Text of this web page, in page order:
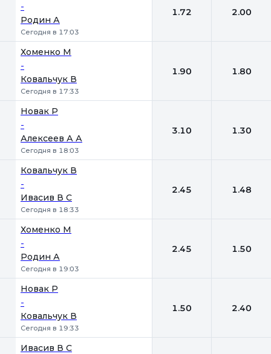
-
Родин А
Сегодня в 17:03
1.72 2.00
Хоменко М
-
Ковальчук В
Сегодня в 17:33
1.90 1.80
Новак Р
-
Алексеев А А
Сегодня в 18:03
3.10 1.30
Ковальчук В
-
Ивасив В С
Сегодня в 18:33
2.45 1.48
Хоменко М
-
Родин А
Сегодня в 19:03
2.45 1.50
Новак Р
-
Ковальчук В
Сегодня в 19:33
1.50 2.40
Ивасив В С